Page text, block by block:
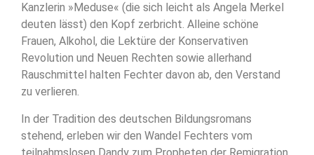
Kanzlerin »Meduse« (die sich leicht als Angela Merkel
deuten lässt) den Kopf zerbricht. Alleine schöne
Frauen, Alkohol, die Lektüre der Konservativen
Revolution und Neuen Rechten sowie allerhand
Rauschmittel halten Fechter davon ab, den Verstand
zu verlieren.
In der Tradition des deutschen Bildungsromans
stehend, erleben wir den Wandel Fechters vom